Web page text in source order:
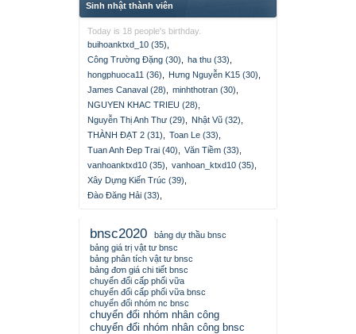
Sinh nhật thành viên
Today is 18 people's birthday.
buihoanktxd_10 (35)
Công Trường Đặng (30)
ha thu (33)
hongphuoca11 (36)
Hưng Nguyễn K15 (30)
James Canaval (28)
minhthotran (30)
NGUYEN KHAC TRIEU (28)
Nguyễn Thị Anh Thư (29)
Nhật Vũ (32)
THÀNH ĐẠT 2 (31)
Toan Le (33)
Tuan Anh Đep Trai (40)
Văn Tiềm (33)
vanhoanktxd10 (35)
vanhoan_ktxd10 (35)
Xây Dựng Kiến Trúc (39)
Đào Đăng Hải (33)
bnsc2020
bảng dự thầu bnsc
bảng giá trị vật tư bnsc
bảng phân tích vật tư bnsc
bảng đơn giá chi tiết bnsc
chuyển đổi cấp phối vữa
chuyển đổi cấp phối vữa bnsc
chuyển đổi nhóm nc bnsc
chuyển đổi nhóm nhân công
chuyển đổi nhóm nhân công bnsc